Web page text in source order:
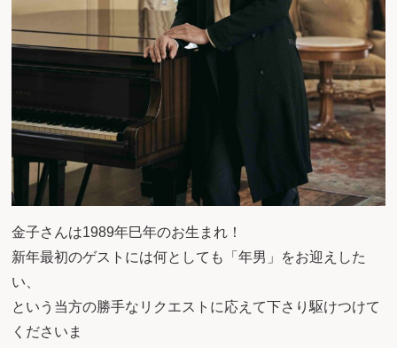
金子さんは1989年巳年のお生まれ！
新年最初のゲストには何としても「年男」をお迎えした
い
という当方の勝手なリクエストに応えて下さり駆けつけて
くださいま